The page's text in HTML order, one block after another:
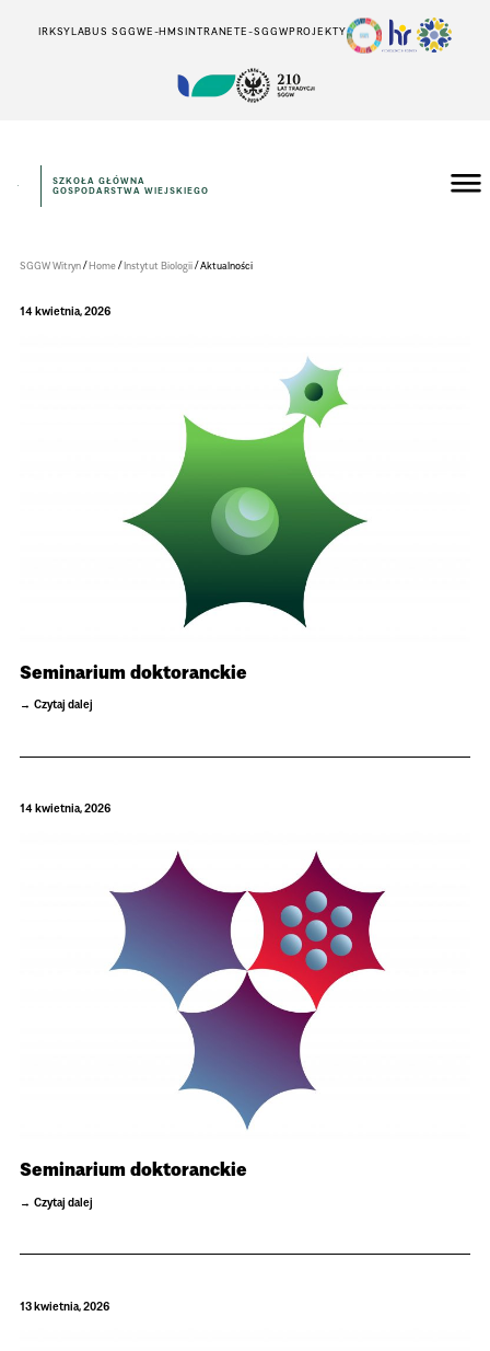
IRKSYLABUS SGGWE-HMSINTRANETE-SGGWPROJEKTY
Instytut
Biologii
SZKOŁA GŁÓWNA
GOSPODARSTWA WIEJSKIEGO
SGGW Witryn/Home/Instytut Biologii/Aktualności
14 kwietnia, 2026
Seminarium doktoranckie
Czytaj dalej
14 kwietnia, 2026
Seminarium doktoranckie
Czytaj dalej
13 kwietnia, 2026